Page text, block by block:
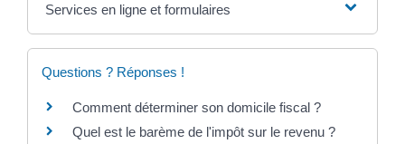
Services en ligne et formulaires
Questions ? Réponses !
Comment déterminer son domicile fiscal ?
Quel est le barème de l'impôt sur le revenu ?